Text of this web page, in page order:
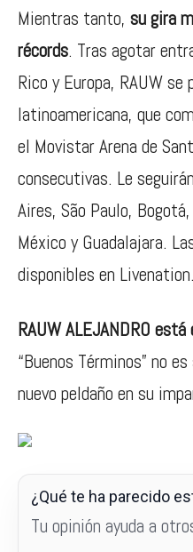
Mientras tanto, su gira
récords. Tras agotar
Rico y Europa, RAUW se
latinoamericana, que
el Movistar Arena de
consecutivas. Le
Aires, São Paulo,
México y Guadalajara.
disponibles en
RAUW ALEJANDRO
“Buenos Términos” no
nuevo peldaño en su
¿Qué te ha parecido
Tu opinión ayuda a